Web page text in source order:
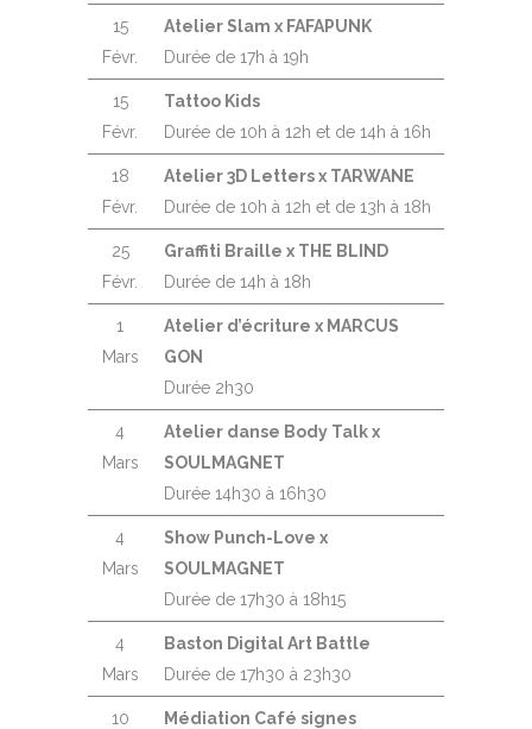
15
Févr.
Atelier Slam x FAFAPUNK
Durée de 17h à 19h
15
Févr.
Tattoo Kids
Durée de 10h à 12h et de 14h à 16h
18
Févr.
Atelier 3D Letters x TARWANE
Durée de 10h à 12h et de 13h à 18h
25
Févr.
Graffiti Braille x THE BLIND
Durée de 14h à 18h
1
Mars
Atelier d’écriture x MARCUS
GON
Durée 2h30
4
Mars
Atelier danse Body Talk x
SOULMAGNET
Durée 14h30 à 16h30
4
Mars
Show Punch-Love x
SOULMAGNET
Durée de 17h30 à 18h15
4
Mars
Baston Digital Art Battle
Durée de 17h30 à 23h30
10
Médiation Café signes